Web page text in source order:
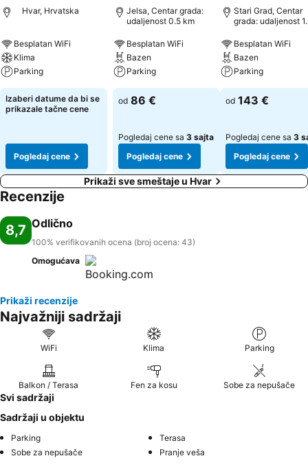
Hvar, Hrvatska
Besplatan WiFi
Klima
Parking
Izaberi datume da bi se
prikazale tačne cene
Pogledaj cene
Jelsa, Centar grada:
udaljenost 0.5 km
Besplatan WiFi
Bazen
Parking
od 86 €
Pogledaj cene sa 3 sajta
Pogledaj cene
Stari Grad, Centar
grada: udaljenost
Besplatan WiFi
Bazen
Parking
od 143 €
Pogledaj cene sa 3
Pogledaj cene
Prikaži sve smeštaje u Hvar
Recenzije
8,7 Odlično
100% verifikovanih ocena (broj ocena: 43)
Omogućava
Prikaži recenzije
Najvažniji sadržaji
WiFi Klima Parking
Balkon / Terasa Fen za kosu Sobe za nepušače
Svi sadržaji
Sadržaji u objektu
Parking
Terasa
Sobe za nepušače
Pranje veša